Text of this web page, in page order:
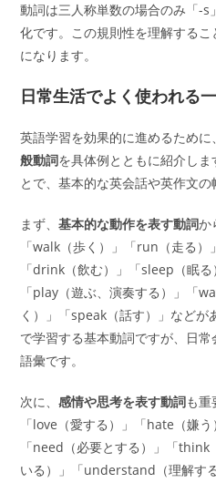
動詞は三人称単数の場合のみ「-
化です。この規則性を理解する
になります。
日常生活でよく使われる
英語学習を効果的に進めるために、
般動詞を具体例とともに紹介し
とで、基本的な英会話や英作文の
まず、基本的な動作を表す動詞か
「walk（歩く）」「run（走る）
「drink（飲む）」「sleep（眠
「play（遊ぶ、演奏する）」「
く）」「speak（話す）」などが
で学習する基本動詞ですが、日
語彙です。
次に、感情や思考を表す動詞も重
「love（愛する）」「hate（嫌
「need（必要とする）」「
いる）」「understand（理解す